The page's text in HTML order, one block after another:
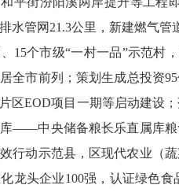
水管网 21.3公里，新建燃气管
15个市级“一村一品”示范村，
全市前列 ； 策划生成总投资
区EOD项目一期等启动建设 ；
——中央储备粮长乐直属库
行动示范县，区现代农业（
龙头企业100强， 认证绿色食